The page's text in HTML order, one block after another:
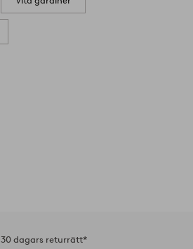
30 dagars returrätt*